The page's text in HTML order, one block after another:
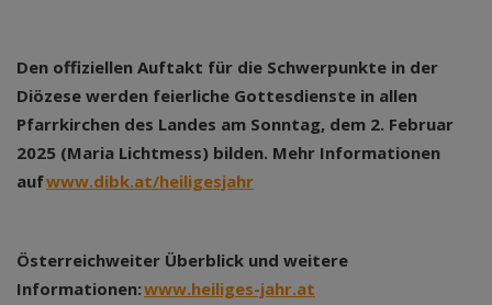
Den offiziellen Auftakt für die Schwerpunkte in der
Diözese werden feierliche Gottesdienste in allen
Pfarrkirchen des Landes am Sonntag, dem 2. Februar
2025 (Maria Lichtmess) bilden. Mehr Informationen
aufwww.dibk.at/heiligesjahr
Österreichweiter Überblick und weitere
Informationen:www.heiliges-jahr.at